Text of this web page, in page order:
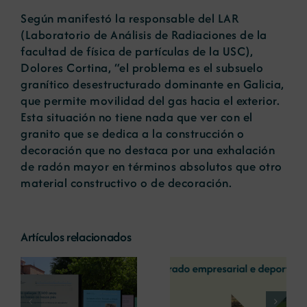
Según manifestó la responsable del LAR
(Laboratorio de Análisis de Radiaciones de la
facultad de física de partículas de la USC),
Dolores Cortina, “el problema es el subsuelo
granítico desestructurado dominante en Galicia,
que permite movilidad del gas hacia el exterior.
Esta situación no tiene nada que ver con el
granito que se dedica a la construcción o
decoración que no destaca por una exhalación
de radón mayor en términos absolutos que otro
material constructivo o de decoración.
Artículos relacionados
La COMG reúne a
dos líderes
empresarias con
La OIPE y el
CRETUS
presentan las